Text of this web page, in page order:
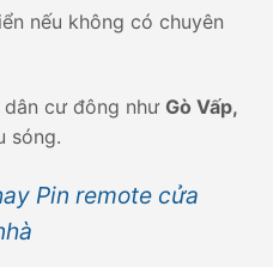
nếu không có chuyên
cư đông nhưGò Vấp,
sóng.
Pin remote cửa